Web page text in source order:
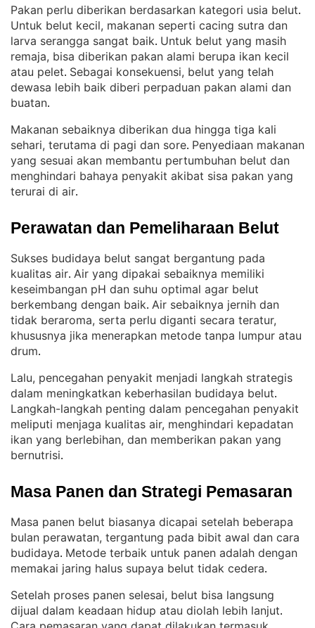
Pakan perlu diberikan berdasarkan kategori usia belut
Untuk belut kecil, makanan seperti cacing sutra dan
larva serangga sangat baik. Untuk belut yang masih
remaja, bisa diberikan pakan alami berupa ikan kecil
atau pelet. Sebagai konsekuensi, belut yang telah
dewasa lebih baik diberi perpaduan pakan alami dan
buatan.
Makanan sebaiknya diberikan dua hingga tiga kali
sehari, terutama di pagi dan sore. Penyediaan makanan
yang sesuai akan membantu pertumbuhan belut dan
menghindari bahaya penyakit akibat sisa pakan yang
terurai di air.
Perawatan dan Pemeliharaan Belut
Sukses budidaya belut sangat bergantung pada
kualitas air. Air yang dipakai sebaiknya memiliki
keseimbangan pH dan suhu optimal agar belut
berkembang dengan baik. Air sebaiknya jernih dan
tidak beraroma, serta perlu diganti secara teratur,
khususnya jika menerapkan metode tanpa lumpur atau
drum.
Lalu, pencegahan penyakit menjadi langkah strategis
dalam meningkatkan keberhasilan budidaya belut
Langkah-langkah penting dalam pencegahan penyakit
meliputi menjaga kualitas air, menghindari kepadatan
ikan yang berlebihan, dan memberikan pakan yang
bernutrisi.
Masa Panen dan Strategi Pemasaran
Masa panen belut biasanya dicapai setelah beberapa
bulan perawatan, tergantung pada bibit awal dan cara
budidaya. Metode terbaik untuk panen adalah dengan
memakai jaring halus supaya belut tidak cedera.
Setelah proses panen selesai, belut bisa langsung
dijual dalam keadaan hidup atau diolah lebih lanjut